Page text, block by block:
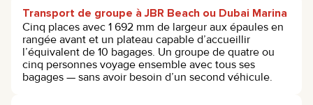
Transport de groupe à JBR Beach ou Dubai Marina
Cinq places avec 1 692 mm de largeur aux épaules en
rangée avant et un plateau capable d’accueillir
l’équivalent de 10 bagages. Un groupe de quatre ou
cinq personnes voyage ensemble avec tous ses
bagages — sans avoir besoin d’un second véhicule.